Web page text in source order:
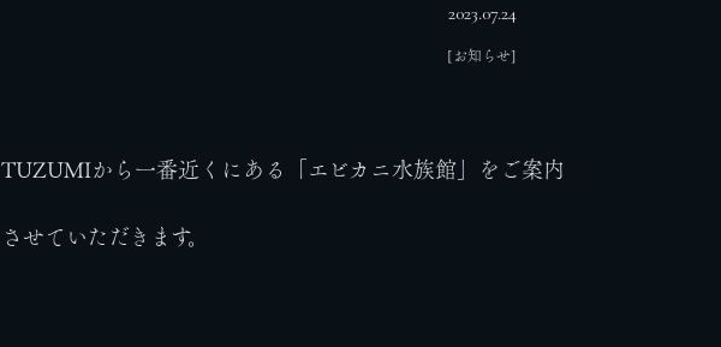
2023.07.24
[お知らせ]
TUZUMIから一番近くにある「エビカニ水族館」をご案内
させていただきます。